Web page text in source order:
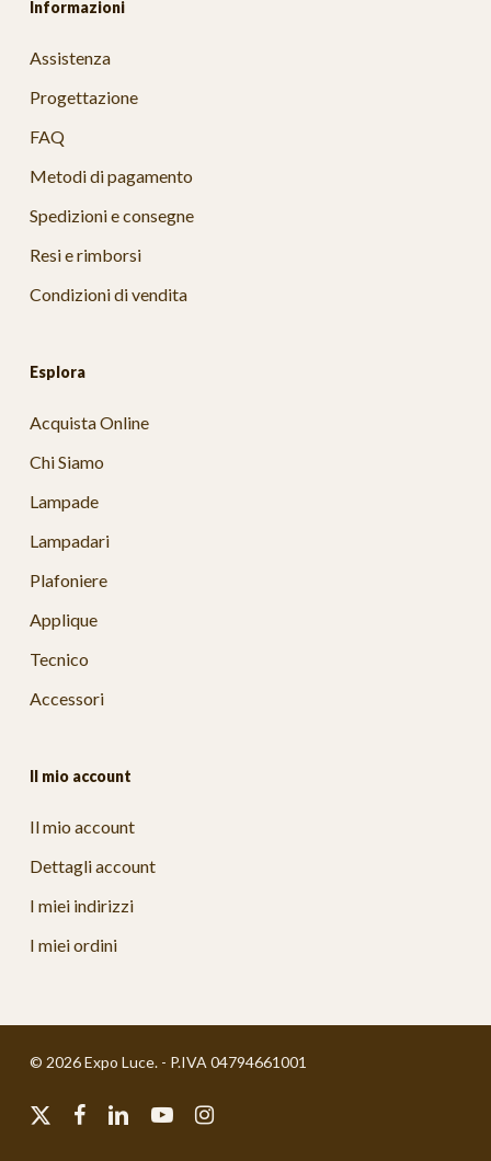
Informazioni
Assistenza
Progettazione
FAQ
Metodi di pagamento
Spedizioni e consegne
Resi e rimborsi
Condizioni di vendita
Esplora
Acquista Online
Chi Siamo
Lampade
Lampadari
Plafoniere
Applique
Tecnico
Accessori
Il mio account
Il mio account
Dettagli account
I miei indirizzi
I miei ordini
© 2026 Expo Luce. - P.IVA 04794661001
x-
facebooklinkedinyoutubeinstagram